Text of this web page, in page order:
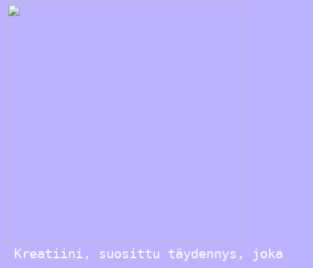
Kreatiini, suosittu täydennys, joka